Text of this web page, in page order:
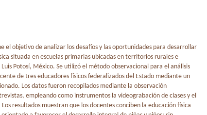
el objetivo de analizar los desafíos y las oportunidades para desarrollar
situada en escuelas primarias ubicadas en territorios rurales e
Luis Potosí, México. Se utilizó el método observacional para el análisis
de tres educadores físicos federalizados del Estado mediante un
Los datos fueron recopilados mediante la observación
empleando como instrumentos la videograbación de clases y el
resultados muestran que los docentes conciben la educación física